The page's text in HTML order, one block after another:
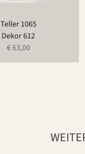
Teller 1065
Dekor 612
€ 63,00